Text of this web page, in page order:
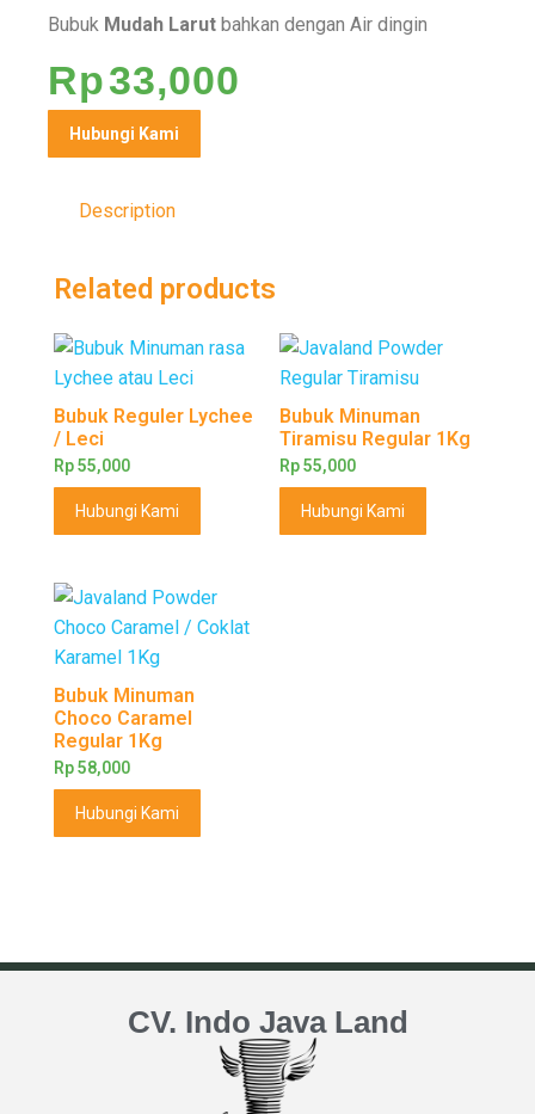
Bubuk Mudah Larut bahkan dengan Air dingin
Rp33,000
Hubungi Kami
Description
Related products
Bubuk Reguler Lychee
/ Leci
Rp55,000
Hubungi Kami
Bubuk Minuman
Tiramisu Regular 1Kg
Rp55,000
Hubungi Kami
Bubuk Minuman
Choco Caramel
Regular 1Kg
Rp58,000
Hubungi Kami
CV. Indo Java Land